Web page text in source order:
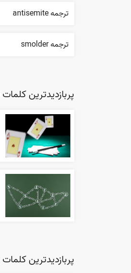
ترجمه antisemite
ترجمه smolder
پربازدیدترین
پربازدیدترین